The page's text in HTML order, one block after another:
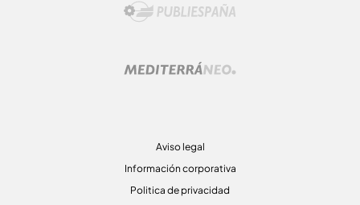
Aviso legal
Información corporativa
Politica de privacidad